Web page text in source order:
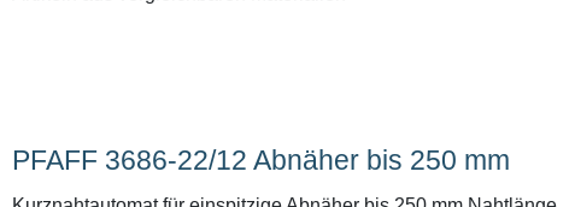
PFAFF 3686-22/12 Abnäher bis 250 mm